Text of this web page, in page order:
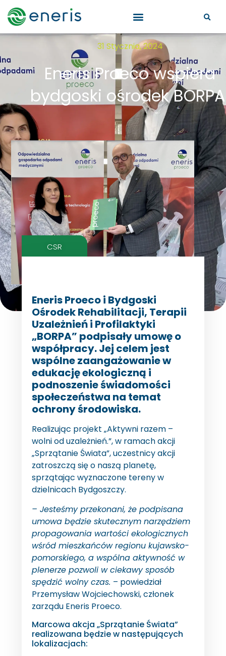
31 Stycznia, 2024
Eneris Proeco wspiera
bydgoski ośrodek
CSR
Eneris Proeco i Bydgoski
Ośrodek Rehabilitacji, Terapii
Uzależnień i Profilaktyki
„BORPA” podpisały umowę o
współpracy. Jej celem jest
wspólne zaangażowanie w
edukację ekologiczną i
podnoszenie świadomości
społeczeństwa na temat
ochrony środowiska.
Realizując projekt „Aktywni razem –
wolni od uzależnień.”, w ramach akcji
„Sprzątanie Świata”, uczestnicy akcji
zatroszczą się o naszą planetę,
sprzątając wyznaczone tereny w
dzielnicach Bydgoszczy.
– Jesteśmy przekonani, że podpisana
umowa będzie skutecznym narzędziem
propagowania wartości ekologicznych
wśród mieszkańców regionu kujawsko-
pomorskiego, a wspólna aktywność w
plenerze pozwoli w ciekawy sposób
spędzić wolny czas. – powiedział
Przemysław Wojciechowski, członek
zarządu Eneris Proeco.
Marcowa akcja „Sprzątanie Świata”
realizowana będzie w następujących
lokalizacjach: